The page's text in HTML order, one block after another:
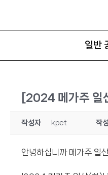
일반
[2024 메가주 일
작성자 kpet 작
안녕하십니까 메가주 일